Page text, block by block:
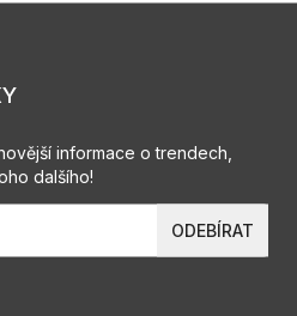
informace o trendech,
dalšího!
ODEBÍRAT